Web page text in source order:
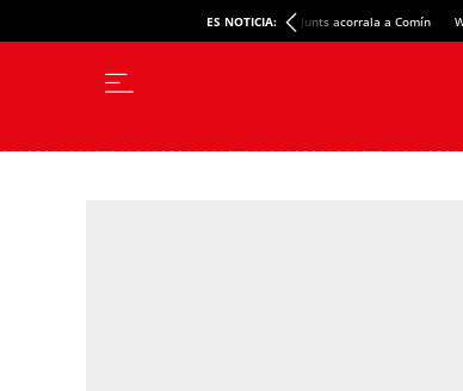
ES NOTICIA: Junts acorrala a Comín